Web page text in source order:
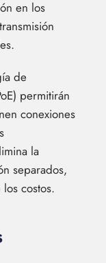
en los
de
permitirán
conexiones
la
separados,
costos.